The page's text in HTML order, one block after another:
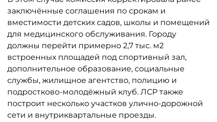
заключённые соглашения по срокам и
вместимости детских садов, школы и помещений
для медицинского обслуживания. Городу
должны перейти примерно 2,7 тыс. м2
встроенных площадей под спортивный зал,
дополнительное образование, социальные
службы, жилищное агентство, полицию и
подростково-молодёжный клуб. ЛСР также
построит несколько участков улично-дорожной
сети и внутриквартальные проезды.